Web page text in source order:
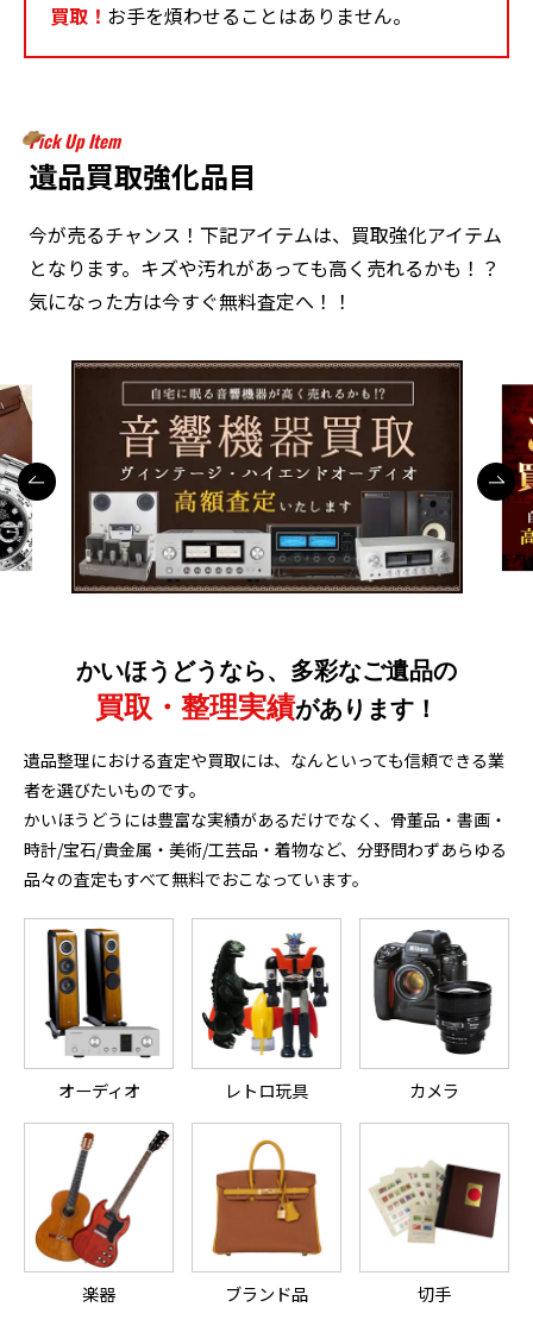
買取！ お手を煩わせることはありません。
Pick Up Item
遺品買取強化品目
今が売るチャンス！下記アイテムは、買取強化アイテム
となります。キズや汚れがあっても高く売れるかも！？
気になった方は今すぐ無料査定へ！！
かいほうどうなら、多彩なご遺品の
買取・整理実績があります！
遺品整理における査定や買取には、なんといっても信頼できる業
者を選びたいものです。
かいほうどうには豊富な実績があるだけでなく、骨董品・書画・
時計/宝石/貴金属・美術/工芸品・着物など、分野問わずあらゆる
品々の査定もすべて無料でおこなっています。
オーディオ レトロ玩具 カメラ
楽器 ブランド品 切手